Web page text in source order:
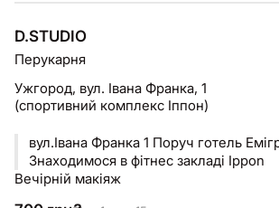
D.STUDIO
Перукарня
Ужгород, вул. Івана Франка, 1
(спортивний комплекс Іппон)
вул.Івана Франка 1 Поруч готель
Знаходимося в фітнес закладі Ippon
Вечірній макіяж